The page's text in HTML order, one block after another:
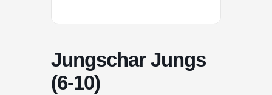
Jungschar Jungs
(6-10)